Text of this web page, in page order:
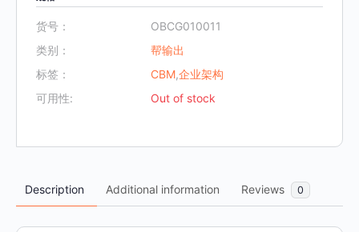
务
架
构
方
-
数
量
货号：
OBCG010011
类别：
帮输出
标签：
CBM,企业架构
可用性:
Out of stock
Description Additional information Reviews 0